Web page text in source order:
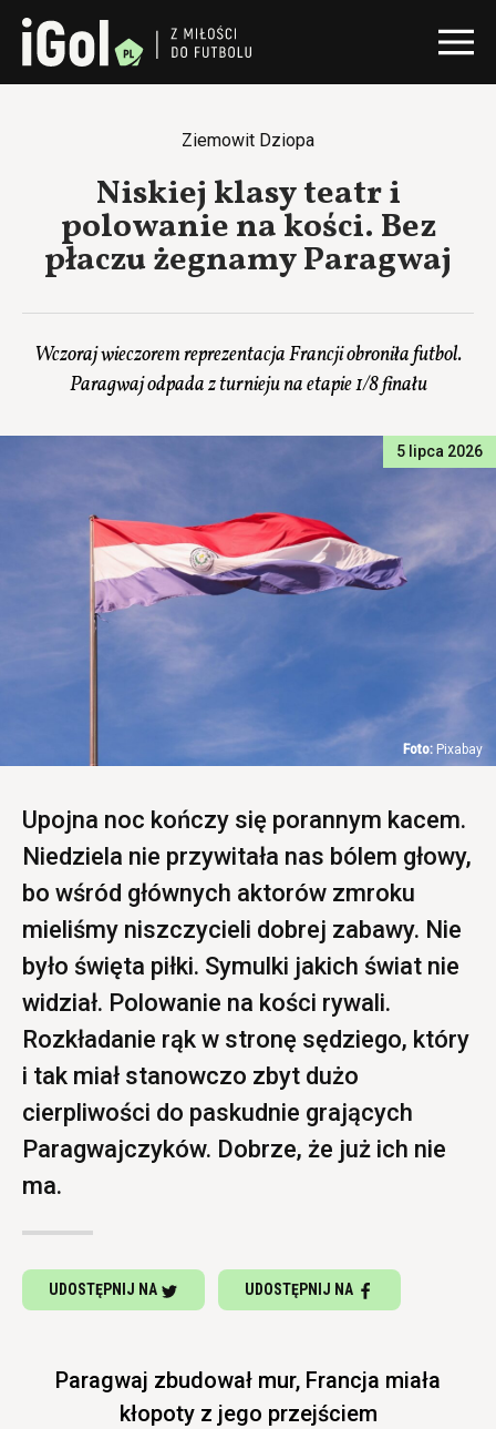
Ziemowit Dziopa
Niskiej klasy teatr i
polowanie na kości. Bez
płaczu żegnamy Paragwaj
Wczoraj wieczorem reprezentacja Francji obroniła futbol.
Paragwaj odpada z turnieju na etapie 1/8 finału
5 lipca 2026
Pixabay
Upojna noc kończy się porannym kacem.
Niedziela nie przywitała nas bólem głowy,
bo wśród głównych aktorów zmroku
mieliśmy niszczycieli dobrej zabawy. Nie
było święta piłki. Symulki jakich świat nie
widział. Polowanie na kości rywali.
Rozkładanie rąk w stronę sędziego, który
i tak miał stanowczo zbyt dużo
cierpliwości do paskudnie grających
Paragwajczyków. Dobrze, że już ich nie
ma.
UDOSTĘPNIJ NA UDOSTĘPNIJ NA
Paragwaj zbudował mur, Francja miała
kłopoty z jego przejściem